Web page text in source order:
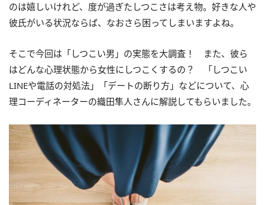
のは嬉しいけれど、度が過ぎたしつこさは考え物。好きな人や
彼氏がいる状況ならば、なおさら困ってしまいますよね。
そこで今回は「しつこい男」の実態を大調査！ また、彼ら
はどんな心理状態から女性にしつこくするの？ 「しつこい
LINEや電話の対処法」「デートの断り方」などについて、心
理コーディネーターの織田隼人さんに解説してもらいました。